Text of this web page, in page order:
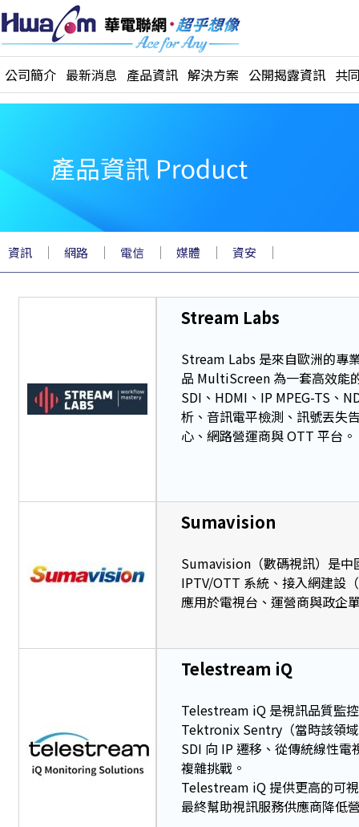
公司簡介 最新消息 產品資訊 解決方案 公開揭露資訊 共
資訊 ｜ 網路 ｜ 電信 ｜ 媒體 ｜ 資安 ｜
Stream Labs
Stream Labs 是來自歐洲的專
品 MultiScreen 為一套高效能
SDI、HDMI、IP MPEG-TS、
析、音訊電平檢測、訊號丟失
心、網路營運商與 OTT 平台。
Sumavision
Sumavision（數碼視訊）是中
IPTV/OTT 系統、接入網建設
應用於電視台、運營商與政企
Telestream iQ
Telestream iQ 是視訊品質監
Tektronix Sentry（當時該領
SDI 向 IP 遷移、從傳統線性
複雜挑戰。
Telestream iQ 提供更高的可
最終幫助視訊服務供應商降低